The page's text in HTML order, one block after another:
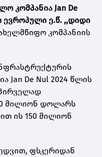
კომპანია Jan De
ევროპული ე.წ. ,,დიდი
კომპანიის
Jan De Nul 2024 წლის
მილიონ დოლარს
ის 150 მილიონ
ფსკერიდან